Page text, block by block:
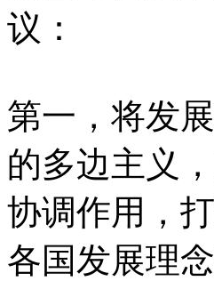
议：
第一，将发
的多边主义
协调作用，
各国发展理